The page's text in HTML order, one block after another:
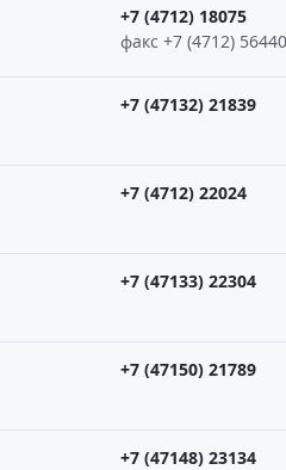
+7 (4712) 18075
факс +7 (4712)
+7 (47132) 21839
+7 (4712) 22024
+7 (47133) 22304
+7 (47150) 21789
+7 (47148) 23134